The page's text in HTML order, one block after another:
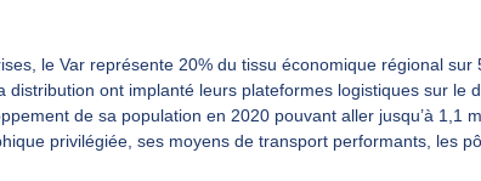
le Var représente 20% du tissu économique régional sur
distribution ont implanté leurs plateformes logistiques sur le
de sa population en 2020 pouvant aller jusqu’à 1,1
privilégiée, ses moyens de transport performants, les